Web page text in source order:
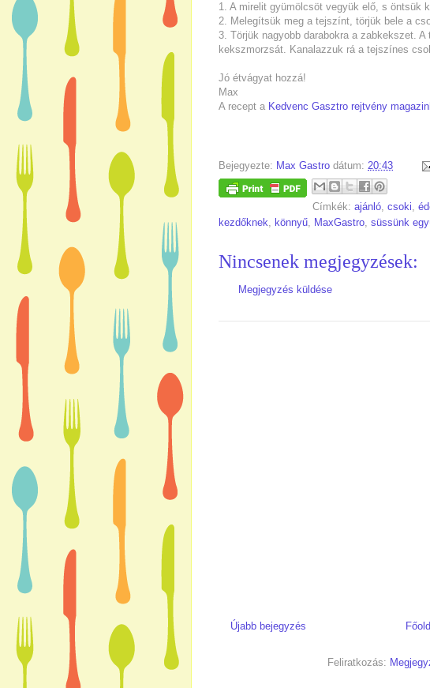
1. A mirelit gyümölcsöt vegyük elő, s öntsük
2. Melegítsük meg a tejszínt, törjük bele a
3. Törjük nagyobb darabokra a zabkekszet.
kekszmorzsát. Kanalazzuk rá a tejszínes
Jó étvágyat hozzá!
Max
A recept a Kedvenc Gasztro rejtvény
Bejegyezte: Max Gastro dátum: 20:43
Címkék: ajánló, csoki,
kezdőknek, könnyű, MaxGastro, süssünk
Nincsenek megjegyzések:
Megjegyzés küldése
Újabb bejegyzés
Feliratkozás: